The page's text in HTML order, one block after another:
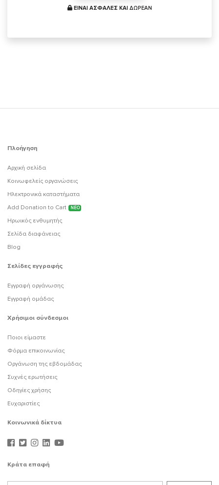
ΕΙΝΑΙ ΑΣΦΑΛΕΣ ΚΑΙ ΔΩΡΕΑΝ
Πλοήγηση
Αρχική σελίδα
Κοινωφελείς οργανώσεις
Ηλεκτρονικά καταστήματα
Add Donation to Cart
ΝΕΟ
Ηρωικός ενθυμητής
Σελίδα διαφάνειας
Blog
Σελίδες εγγραφής
Εγγραφή οργάνωσης
Εγγραφή ομάδας
Χρήσιμοι σύνδεσμοι
Ποιοι είμαστε
Φόρμα επικοινωνίας
Οργάνωση της εβδομάδας
Συχνές ερωτήσεις
Οδηγίες χρήσης
Ευχαριστίες
Κοινωνικά δίκτυα
Κράτα επαφή